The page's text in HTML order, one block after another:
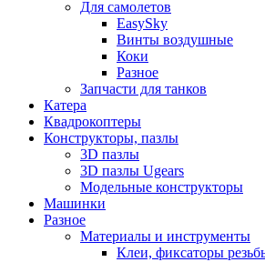
Для самолетов
EasySky
Винты воздушные
Коки
Разное
Запчасти для танков
Катера
Квадрокоптеры
Конструкторы, пазлы
3D пазлы
3D пазлы Ugears
Модельные конструкторы
Машинки
Разное
Материалы и инструменты
Клеи, фиксаторы